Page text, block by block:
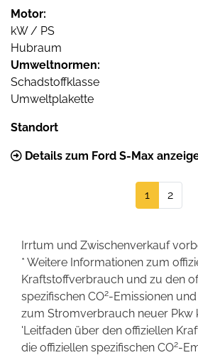
Motor:
kW / PS
Hubraum
Umweltnormen:
Schadstoffklasse
Umweltplakette
Standort
Details zum Ford S-Max
1 2
Irrtum und Zwischenverkauf
* Weitere Informationen zum
Kraftstoffverbrauch und zu den
spezifischen CO2-Emissionen
zum Stromverbrauch neuer Pkw
'Leitfaden über den offiziellen
die offiziellen spezifischen CO2-